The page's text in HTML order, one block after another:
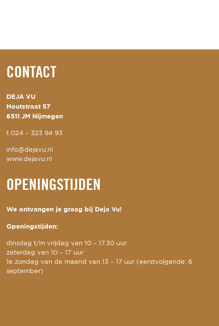
CONTACT
DEJA VU
Houtstraat 57
6511 JM Nijmegen
t024 – 323 94 93
info@dejavu.nl
www.dejavu.nl
OPENINGSTIJDEN
We ontvangen je graag bij Deja Vu!
Openingstijden:
dinsdag t/m vrijdag van 10 – 17.30 uur
zaterdag van 10 – 17 uur
1e zondag van de maand van 13 – 17 uur (eerstvolgende: 6
september)